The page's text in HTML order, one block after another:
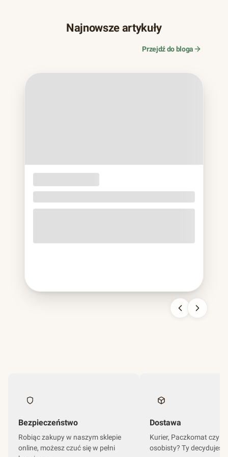
Najnowsze artykuły
Przejdź do bloga
JEDNORAZOWE
lukru
sztywniejsza od plastikowej, nie do pomylenia z niczym
Bezpieczeństwo
Robiąc zakupy w naszym sklepie
online, możesz czuć się w pełni
Dostawa
Kurier, Paczkomat czy
osobisty? Ty decydujesz.